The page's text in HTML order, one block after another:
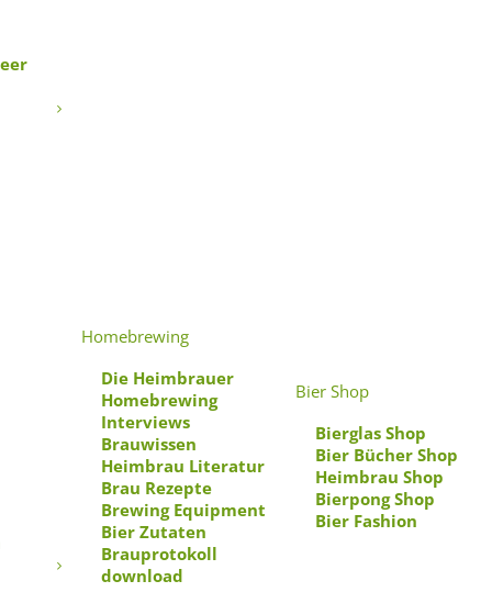
Homebrewing
Die Heimbrauer
Homebrewing
Interviews
Brauwissen
Heimbrau Literatur
Brau Rezepte
Brewing Equipment
Bier Zutaten
Brauprotokoll
download
Bier Shop
Bierglas Shop
Bier Bücher Shop
Heimbrau Shop
Bierpong Shop
Bier Fashion